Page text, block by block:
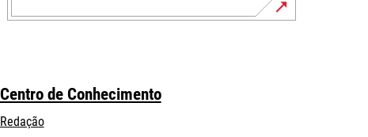
Centro de Conhecimento
Redação